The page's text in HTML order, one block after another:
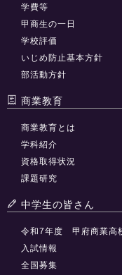
学費等
甲商生の一日
学校評価
いじめ防止基本方針
部活動方針
商業教育
商業教育とは
学科紹介
資格取得状況
課題研究
中学生の皆さん
令和7年度 甲府商業高
入試情報
全国募集